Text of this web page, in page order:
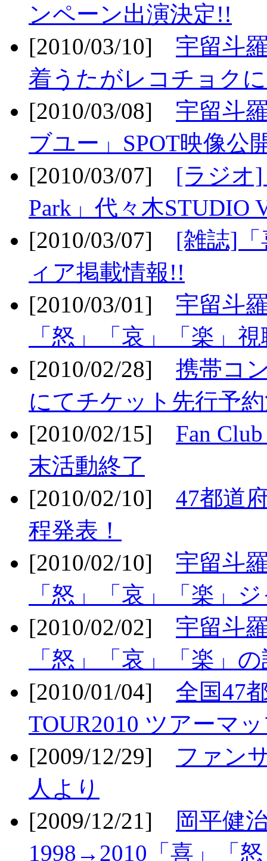
ンペーン出演決定!!
[2010/03/10] 宇留斗
着うたがレコチョク
[2010/03/08] 宇留斗
ブユー」SPOT映像公
[2010/03/07] [ラジオ]
Park」代々木STUDIO
[2010/03/07] [雑誌]「
ィア掲載情報!!
[2010/03/01] 宇留斗
「怒」「哀」「楽」
[2010/02/28] 携帯コ
にてチケット先行予
[2010/02/15] Fan
末活動終了
[2010/02/10] 47都道
程発表！
[2010/02/10] 宇留斗
「怒」「哀」「楽」
[2010/02/02] 宇留斗
「怒」「哀」「楽」
[2010/01/04] 全国47
TOUR2010 ツアーマ
[2009/12/29] ファン
人より
[2009/12/21]
岡平健
1998→2010「喜」「